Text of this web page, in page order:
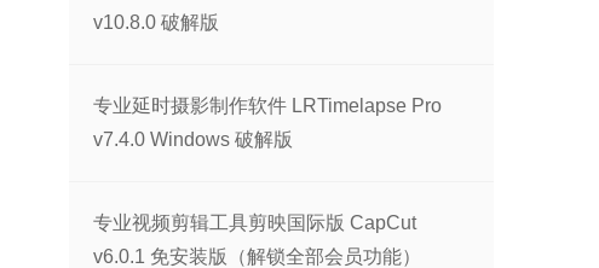
v10.8.0 破解版
专业延时摄影制作软件 LRTimelapse Pro
v7.4.0 Windows 破解版
专业视频剪辑工具剪映国际版 CapCut
v6.0.1 免安装版（解锁全部会员功能）